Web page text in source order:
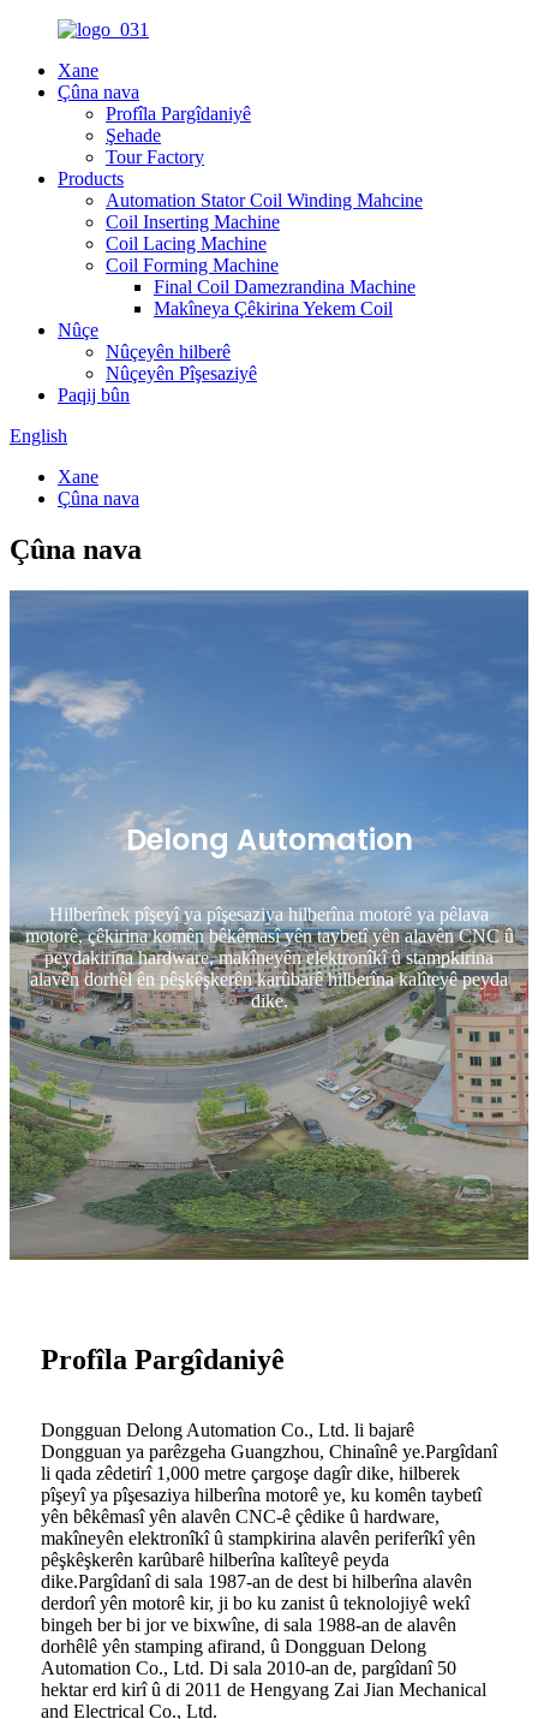
Xane
Çûna nava
Profîla Pargîdaniyê
Şehade
Tour Factory
Products
Automation Stator Coil Winding Mahcine
Coil Inserting Machine
Coil Lacing Machine
Coil Forming Machine
Final Coil Damezrandina Machine
Makîneya Çêkirina Yekem Coil
Nûçe
Nûçeyên hilberê
Nûçeyên Pîşesaziyê
Paqij bûn
English
Xane
Çûna nava
Çûna nava
Delong Automation
Hilberînek pîşeyî ya pîşesaziya hilberîna motorê ya pêlava
motorê, çêkirina komên bêkêmasî yên taybetî yên alavên CNC û
peydakirina hardware, makîneyên elektronîkî û stampkirina
alavên dorhêl ên pêşkêşkerên karûbarê hilberîna kalîteyê peyda
dike.
Profîla Pargîdaniyê
Dongguan Delong Automation Co., Ltd. li bajarê
Dongguan ya parêzgeha Guangzhou, Chinaînê ye.Pargîdanî
li qada zêdetirî 1,000 metre çargoşe dagîr dike, hilberek
pîşeyî ya pîşesaziya hilberîna motorê ye, ku komên taybetî
yên bêkêmasî yên alavên CNC-ê çêdike û hardware,
makîneyên elektronîkî û stampkirina alavên periferîkî yên
pêşkêşkerên karûbarê hilberîna kalîteyê peyda
dike.Pargîdanî di sala 1987-an de dest bi hilberîna alavên
derdorî yên motorê kir, ji bo ku zanist û teknolojiyê wekî
bingeh ber bi jor ve bixwîne, di sala 1988-an de alavên
dorhêlê yên stamping afirand, û Dongguan Delong
Automation Co., Ltd. Di sala 2010-an de, pargîdanî 50
hektar erd kirî û di 2011 de Hengyang Zai Jian Mechanical
and Electrical Co., Ltd.